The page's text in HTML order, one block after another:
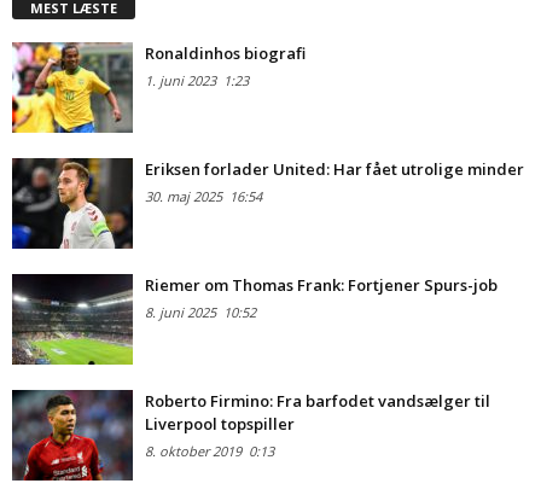
MEST LÆSTE
Ronaldinhos biografi
1. juni 20231:23
Eriksen forlader United: Har fået utrolige minder
30. maj 202516:54
Riemer om Thomas Frank: Fortjener Spurs-job
8. juni 202510:52
Roberto Firmino: Fra barfodet vandsælger til
Liverpool topspiller
8. oktober 20190:13